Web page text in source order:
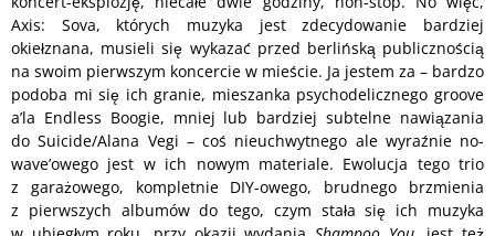
Axis: Sova, których muzyka jest zdecydowanie bardziej
okiełznana, musieli się wykazać przed berlińską publicznością
na swoim pierwszym koncercie w mieście. Ja jestem za – bardzo
podoba mi się ich granie, mieszanka psychodelicznego groove
a’la Endless Boogie, mniej lub bardziej subtelne nawiązania
do Suicide/Alana Vegi – coś nieuchwytnego ale wyraźnie no-
wave’owego jest w ich nowym materiale. Ewolucja tego trio
z garażowego, kompletnie DIY-owego, brudnego brzmienia
z pierwszych albumów do tego, czym stała się ich muzyka